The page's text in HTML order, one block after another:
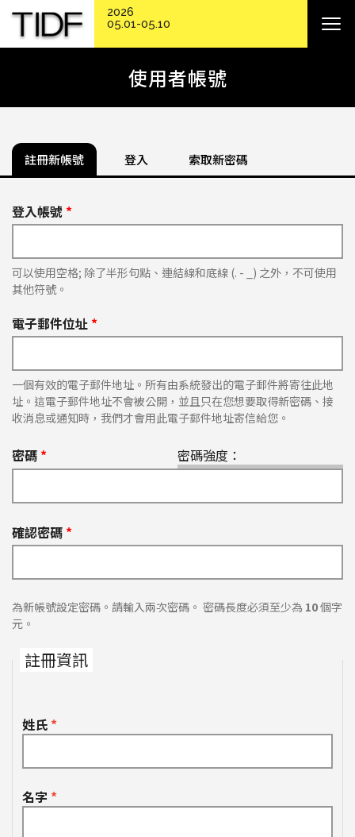
使用者帳號
註冊新帳號 登入 索取新密碼
登入帳號 *
可以使用空格; 除了半形句點、連結線和底線 (. - _) 之外，不可使用
其他符號。
電子郵件位址 *
一個有效的電子郵件地址。所有由系統發出的電子郵件將寄往此地
址。這電子郵件地址不會被公開，並且只在您想要取得新密碼、接
收消息或通知時，我們才會用此電子郵件地址寄信給您。
密碼強度：
密碼 *
確認密碼 *
為新帳號設定密碼。請輸入兩次密碼。 密碼長度必須至少為 10個字
元。
註冊資訊
姓氏 *
名字 *
2026
05.01-05.10